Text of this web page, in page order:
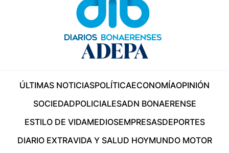
ÚLTIMAS NOTICIASPOLÍTICAECONOMÍAOPINIÓN
SOCIEDADPOLICIALESADN BONAERENSE
ESTILO DE VIDAMEDIOSEMPRESASDEPORTES
DIARIO EXTRAVIDA Y SALUD HOYMUNDO MOTOR